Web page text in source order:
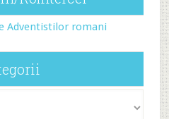
Adventistilor romani